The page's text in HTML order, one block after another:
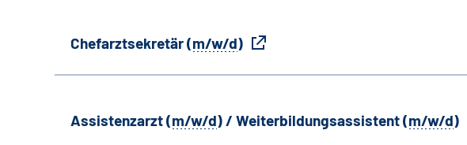
Chefarztsekretär (m/w/d)
Assistenzarzt (m/w/d) / Weiterbildungsassistent (m/w/d)